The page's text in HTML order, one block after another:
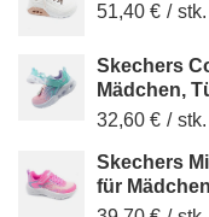
51,40 € / stk.
Skechers
Mädchen,
32,60 € / stk.
Skechers
für Mädchen